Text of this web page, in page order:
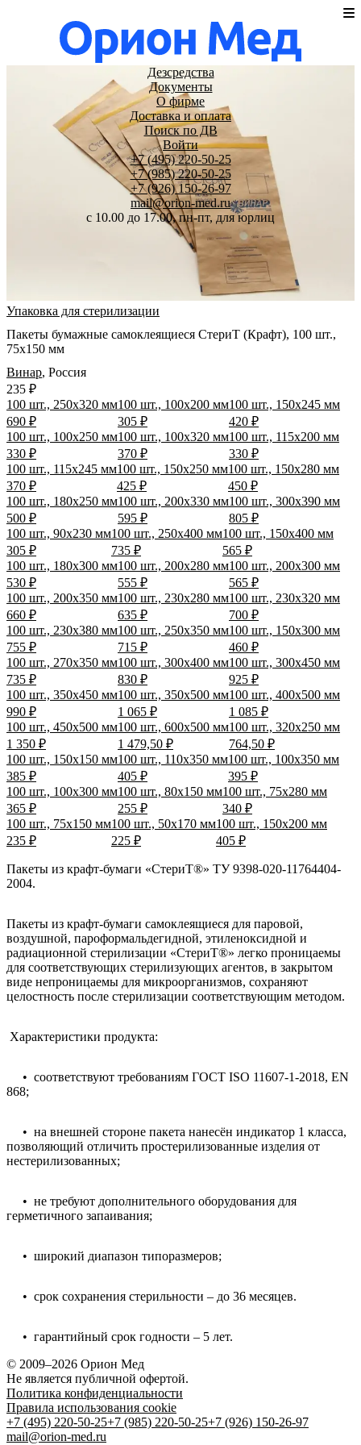
Дезсредства
Документы
О фирме
Доставка и оплата
Поиск по ДВ
Войти
+7 (495) 220-50-25
+7 (985) 220-50-25
+7 (926) 150-26-97
mail@orion-med.ru
c 10.00 до 17.00, пн-пт, для юрлиц
Упаковка для стерилизации
Пакеты бумажные самоклеящиеся СтериТ (Крафт), 100 шт.,
75х150 мм
Винар, Россия
100 шт., 250х320 мм
690 ₽
100 шт., 100х200 мм
305 ₽
100 шт., 150х245 мм
420 ₽
100 шт., 100х250 мм
330 ₽
100 шт., 100х320 мм
370 ₽
100 шт., 115х200 мм
330 ₽
100 шт., 115х245 мм
370 ₽
100 шт., 150х250 мм
425 ₽
100 шт., 150х280 мм
450 ₽
100 шт., 180х250 мм
500 ₽
100 шт., 200х330 мм
595 ₽
100 шт., 300х390 мм
805 ₽
100 шт., 90х230 мм
305 ₽
100 шт., 250х400 мм
735 ₽
100 шт., 150х400 мм
565 ₽
100 шт., 180х300 мм
530 ₽
100 шт., 200х280 мм
555 ₽
100 шт., 200х300 мм
565 ₽
100 шт., 200х350 мм
660 ₽
100 шт., 230х280 мм
635 ₽
100 шт., 230х320 мм
700 ₽
100 шт., 230х380 мм
755 ₽
100 шт., 250х350 мм
715 ₽
100 шт., 150х300 мм
460 ₽
100 шт., 270х350 мм
735 ₽
100 шт., 300х400 мм
830 ₽
100 шт., 300х450 мм
925 ₽
100 шт., 350х450 мм
990 ₽
100 шт., 350х500 мм
1 065 ₽
100 шт., 400х500 мм
1 085 ₽
100 шт., 450х500 мм
1 350 ₽
100 шт., 600х500 мм
1 479,50 ₽
100 шт., 320х250 мм
764,50 ₽
100 шт., 150х150 мм
385 ₽
100 шт., 110х350 мм
405 ₽
100 шт., 100х350 мм
395 ₽
100 шт., 100х300 мм
365 ₽
100 шт., 80х150 мм
255 ₽
100 шт., 75х280 мм
340 ₽
100 шт., 75х150 мм
235 ₽
100 шт., 50х170 мм
225 ₽
100 шт., 150х200 мм
405 ₽
Пакеты из крафт-бумаги «СтериТ®» ТУ 9398-020-11764404-
2004.
Пакеты из крафт-бумаги самоклеящиеся для паровой,
воздушной, пароформальдегидной, этиленоксидной и
радиационной стерилизации «СтериТ®» легко проницаемы
для соответствующих стерилизующих агентов, в закрытом
виде непроницаемы для микроорганизмов, сохраняют
целостность после стерилизации соответствующим методом.
Характеристики продукта:
• соответствуют требованиям ГОСТ ISO 11607-1-2018, EN
868;
• на внешней стороне пакета нанесён индикатор 1 класса,
позволяющий отличить простерилизованные изделия от
нестерилизованных;
• не требуют дополнительного оборудования для
герметичного запаивания;
• широкий диапазон типоразмеров;
• срок сохранения стерильности – до 36 месяцев.
• гарантийный срок годности – 5 лет.
235 ₽
© 2009–2026 Орион Мед
Не является публичной офертой.
Политика конфиденциальности
Правила использования cookie
+7 (495) 220-50-25+7 (985) 220-50-25+7 (926) 150-26-97
mail@orion-med.ru